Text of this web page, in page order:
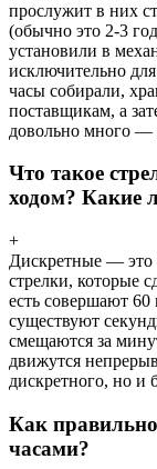
прослужит в них
(обычно это 2-3
установили в
исключительно
часы собирали,
поставщикам, а
довольно много —
Что такое
ходом? Какие
+
Дискретные — это
стрелки, которые
есть совершают
существуют
смещаются за
движутся
дискретного, но и
Как
часами?